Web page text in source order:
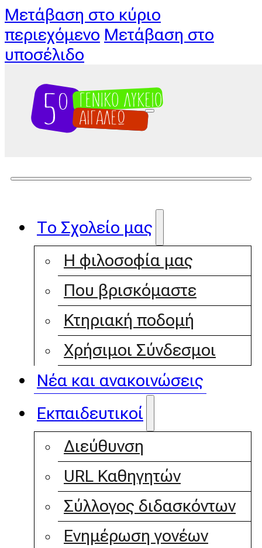
Μετάβαση στο κύριο
περιεχόμενο Μετάβαση στο
υποσέλιδο
Το Σχολείο μας
Η φιλοσοφία μας
Που βρισκόμαστε
Κτηριακή ποδομή
Χρήσιμοι Σύνδεσμοι
Νέα και ανακοινώσεις
Εκπαιδευτικοί
Διεύθυνση
URL Καθηγητών
Σύλλογος διδασκόντων
Ενημέρωση γονέων